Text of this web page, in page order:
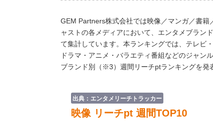
GEM Partners株式会社では映像／マンガ／書
ャストの各メディアにおいて、エンタメブラン
て集計しています。本ランキングでは、テレビ
ドラマ・アニメ・バラエティ番組などのジャン
ブランド別（※3）週間リーチptランキングを発
出典：エンタメリーチトラッカー
映像 リーチpt 週間TOP10